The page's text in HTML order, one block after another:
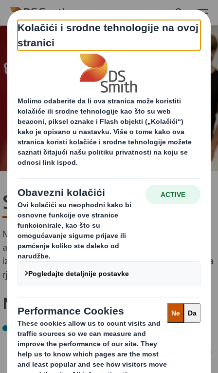
Skip to main content
Strategija
Naša je vizija postati vodeći dobavljač održivih
ambalažnih rješenja. To planiramo postići kroz ponudu
izvrsnih usluga, kvalitetu, inovacije i održiva ambalažna
rješenja koja nudimo našim kupcima.
Naše vrijednosti
Brižnost:Ponosimo se svojim radom i stalo nam je do
zadovoljstva naših kupaca i zaposlenika, kao i do svijeta
koji nas okružuje.